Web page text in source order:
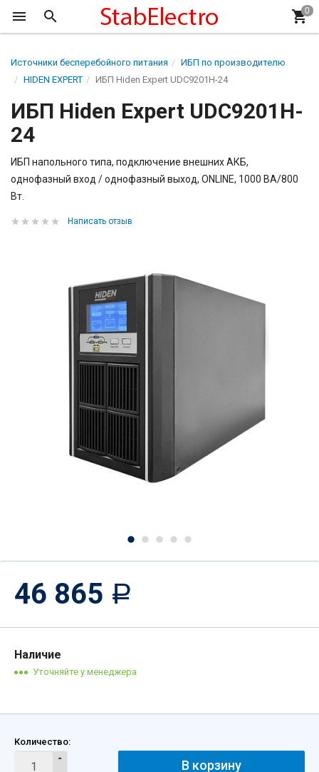
Источники бесперебойного питания
ИБП по производителю
HIDEN EXPERT
ИБП Hiden Expert UDC9201H-24
ИБП Hiden Expert UDC9201H-
24
ИБП напольного типа, подключение внешних АКБ,
однофазный вход / однофазный выход, ONLINE, 1000 ВА/800
Вт.
Написать отзыв
46 865 Р
Наличие
Количество: